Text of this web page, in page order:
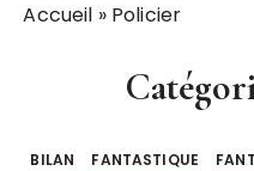
Accueil » Policier
BILAN FANTASTIQUE